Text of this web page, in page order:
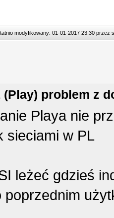
modyfikowany: 01-01-2017 23:30 przez
(Play) problem z
Playa nie
sieciami w PL
leżeć gdzieś
poprzednim